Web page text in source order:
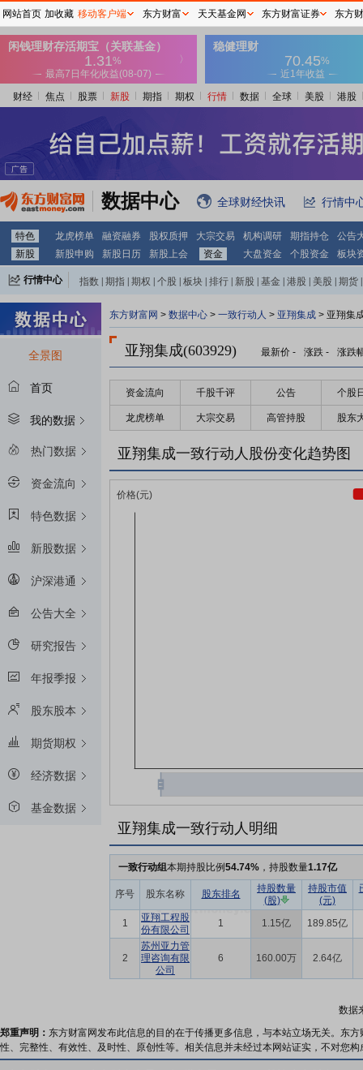
财经 焦点 股票 新股 期指 期权 行情 数据 全球 美股 港股
数据中心 全球财经快讯 行情中
特色 龙虎榜单 融资融券 股权质押 大宗交易 机构调研 期指持仓
公告
新股
新股申购 新股日历 新股上会 资金 大盘资金 个股资金 板块
行情中心 指数 期指 期权 个股 板块 排行 新股 基金 港股 美股 期货
全景图
首页
我的数据
热门数据
资金流向
特色数据
新股数据
沪深港通
公告大全
研究报告
年报季报
股东股本
期货期权
经济数据
基金数据
东方财富网 > 数据中心 > 一致行动人 > 亚翔集成 > 亚翔集
亚翔集成(603929) 最新价 - 涨跌 - 涨跌
资金流向 千股千评 公告 个股
龙虎榜单 大宗交易 高管持股 股东
亚翔集成一致行动人股份变化趋势图
亚翔集成一致行动人明细
一致行动组本期持股比例54.74% ，持股数量1.17亿
序号 股东名称 股东排名
持股数量
(股)
持股市值
(元)
1
亚翔工程股
份有限公司
1 1.15亿 189.85亿
2
苏州亚力管
理咨询有限
公司
6 160.00万 2.64亿
数据
郑重声明： 东方财富网发布此信息的目的在于传播更多信息，与本站立场无关。东
性、完整性、有效性、及时性、原创性等。相关信息并未经过本网站证实，不对您
网站首页 加收藏 移动客户端 东方财富 天天基金网 东方财富证券 东方